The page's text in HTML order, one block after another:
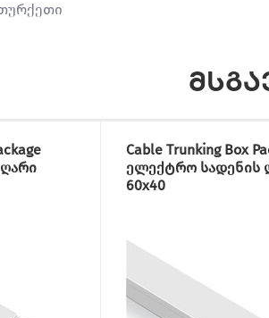
Cable Trunking Box
ელექტრო სადენის
60x40